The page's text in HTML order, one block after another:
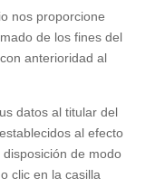
nos proporcione
de los fines del
anterioridad al
datos al titular del
al efecto
de modo
clic en la casilla